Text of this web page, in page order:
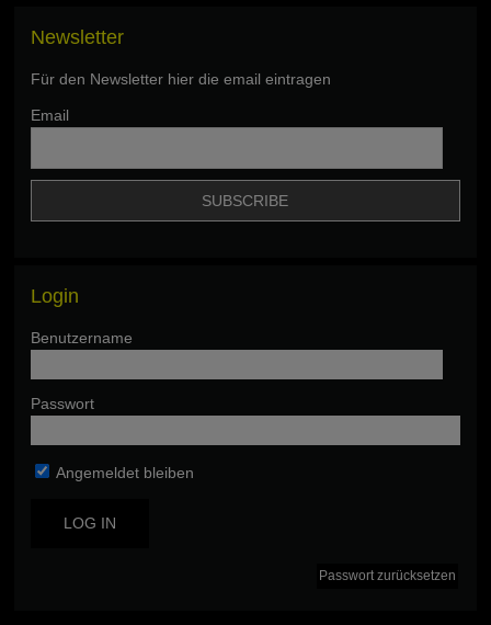
Newsletter
Für den Newsletter hier die email eintragen
Email
Login
Benutzername
Passwort
Angemeldet bleiben
Passwort zurücksetzen